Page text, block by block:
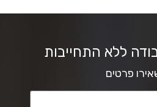
ללא התחייבות
פרטים